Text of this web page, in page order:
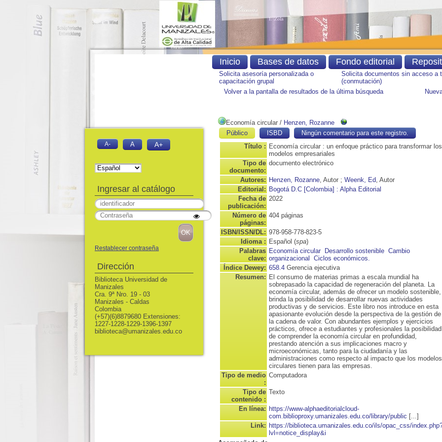
Solicita asesoría personalizada o
capacitación grupal
Solicita documentos sin acceso a
(conmutación)
Volver a la pantalla de resultados de la última búsqueda
Economía circular / Henzen, Rozanne
Público
ISBD
Ningún comentario para este registro.
Título : Economía circular : un enfoque práctico para transformar los
modelos empresariales
Tipo de
documento:
documento electrónico
Autores: Henzen, Rozanne, Autor ; Weenk, Ed, Autor
Editorial: Bogotá D.C [Colombia] : Alpha Editorial
Fecha de
publicación:
2022
Número de
páginas:
404 páginas
ISBN/ISSN/DL: 978-958-778-823-5
Idioma : Español (spa)
Palabras
clave:
Economía circular Desarrollo sostenible Cambio
organizacional
Ciclos económicos.
Índice Dewey: 658.4 Gerencia ejecutiva
Resumen: El consumo de materias primas a escala mundial ha
sobrepasado la capacidad de regeneración del planeta. La
economía circular, además de ofrecer un modelo sostenible,
brinda la posibilidad de desarrollar nuevas actividades
productivas y de servicios. Este libro nos introduce en esta
apasionante evolución desde la perspectiva de la gestión de
la cadena de valor. Con abundantes ejemplos y ejercicios
prácticos, ofrece a estudiantes y profesionales la posibilidad
de comprender la economía circular en profundidad,
prestando atención a sus implicaciones macro y
microeconómicas, tanto para la ciudadanía y las
administraciones como respecto al impacto que los modelos
circulares tienen para las empresas.
Tipo de medio
:
Computadora
Tipo de
contenido :
Texto
En línea: https://www-alphaeditorialcloud-
com.biblioproxy.umanizales.edu.co/library/public [...]
Link: https://biblioteca.umanizales.edu.co/ils/opac_css/
lvl=notice_display&i
Inicio Bases de datos Fondo editorial
A- A A+
Ingresar al catálogo
Restablecer contraseña
Dirección
Biblioteca Universidad de
Manizales
Cra. 9ª Nro. 19 - 03
Manizales - Caldas
Colombia
(+57)(6)8879680 Extensiones:
1227-1228-1229-1396-1397
biblioteca@umanizales.edu.co